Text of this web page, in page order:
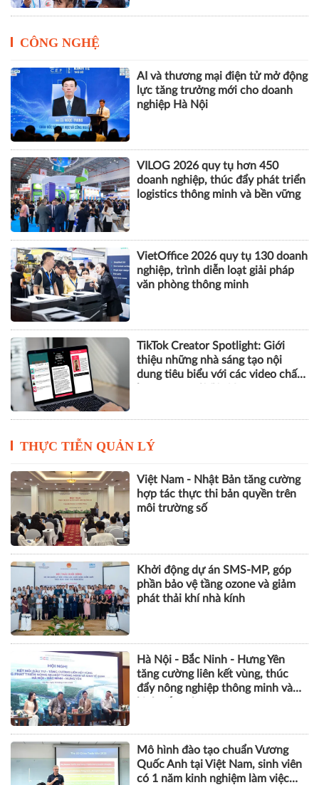
CÔNG NGHỆ
AI và thương mại điện tử mở động
lực tăng trưởng mới cho doanh
nghiệp Hà Nội
VILOG 2026 quy tụ hơn 450
doanh nghiệp, thúc đẩy phát triển
logistics thông minh và bền vững
VietOffice 2026 quy tụ 130 doanh
nghiệp, trình diễn loạt giải pháp
văn phòng thông minh
TikTok Creator Spotlight: Giới
thiệu những nhà sáng tạo nội
dung tiêu biểu với các video chất
THỰC TIỄN QUẢN LÝ
Việt Nam - Nhật Bản tăng cường
hợp tác thực thi bản quyền trên
môi trường số
Khởi động dự án SMS-MP, góp
phần bảo vệ tầng ozone và giảm
phát thải khí nhà kính
Hà Nội - Bắc Ninh - Hưng Yên
tăng cường liên kết vùng, thúc
đẩy nông nghiệp thông minh và
Mô hình đào tạo chuẩn Vương
Quốc Anh tại Việt Nam, sinh viên
có 1 năm kinh nghiệm làm việc